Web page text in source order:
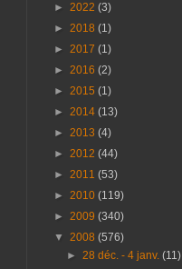
► 2022 (3)
► 2018 (1)
► 2017 (1)
► 2016 (2)
► 2015 (1)
► 2014 (13)
► 2013 (4)
► 2012 (44)
► 2011 (53)
► 2010 (119)
► 2009 (340)
▼ 2008 (576)
►28 déc. - 4 janv.(11)